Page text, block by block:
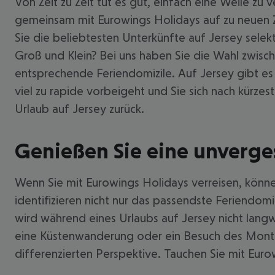
gemeinsam mit Eurowings Holidays auf zu
Sie die beliebtesten Unterkünfte auf Jersey
Groß und Klein? Bei uns haben Sie die Wahl
entsprechende Feriendomizile. Auf Jersey gibt
viel zu rapide vorbeigeht und Sie sich nach
Urlaub auf Jersey zurück.
Genießen Sie eine
Wenn Sie mit Eurowings Holidays verreisen,
identifizieren nicht nur das passendste
wird während eines Urlaubs auf Jersey nicht
eine Küstenwanderung oder ein Besuch des
differenzierten Perspektive. Tauchen Sie mit